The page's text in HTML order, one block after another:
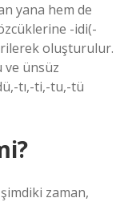
yana hem de
-idi(-
oluşturulur.
ve ünsüz
tı,-ti,-tu,-tü
zaman,